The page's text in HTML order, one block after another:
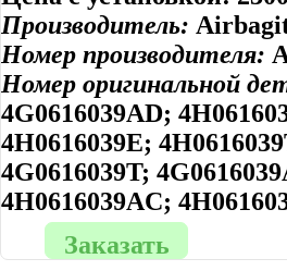
Производитель:
Номер производителя:
Номер оригинальной
4G0616039AD;
4H0616039E;
4G0616039T;
4H0616039AC;
Заказать